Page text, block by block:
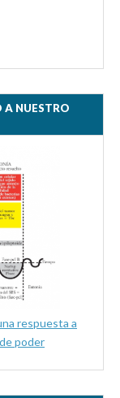
A NUESTRO
respuesta a
poder